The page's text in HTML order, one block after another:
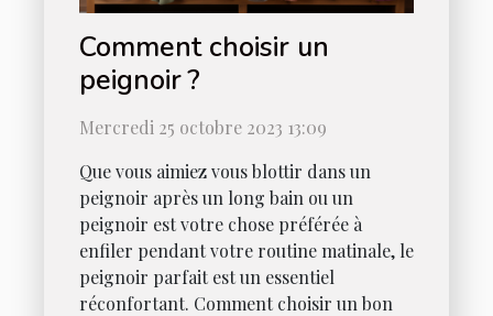
Comment choisir un
peignoir ?
Mercredi 25 octobre 2023 13:09
Que vous aimiez vous blottir dans un
peignoir après un long bain ou un
peignoir est votre chose préférée à
enfiler pendant votre routine matinale, le
peignoir parfait est un essentiel
réconfortant. Comment choisir un bon